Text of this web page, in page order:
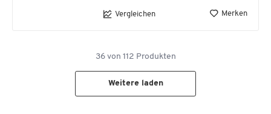
Vergleichen Merken
36von 112 Produkten
Weitere laden